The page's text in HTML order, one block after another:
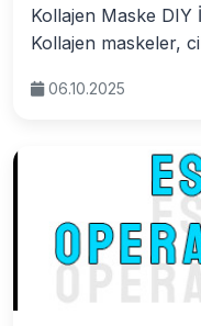
Kollajen Maske DIY
Kollajen maskeler,
06.10.2025